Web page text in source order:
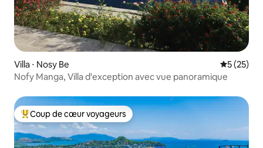
Villa ⋅ Nosy Be
5 (25)
Nofy Manga, Villa d'exception avec vue panoramique
Coups de cœur voyageurs les plus appréciés
Coup de cœur voyageurs